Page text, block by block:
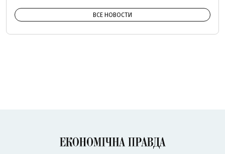
ВСЕ НОВОСТИ